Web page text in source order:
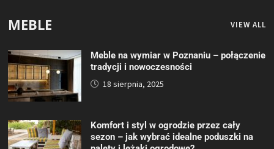
MEBLE VIEW ALL
Meble na wymiar w Poznaniu – połączenie
tradycji i nowoczesności
18 sierpnia, 2025
Komfort i styl w ogrodzie przez cały
sezon – jak wybrać idealne poduszki na